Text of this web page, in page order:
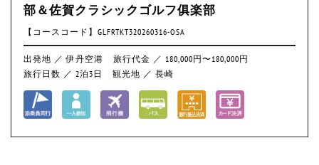
部＆佐賀クラシックゴルフ俱楽部
【コースコード】GLFRTKT320260316-OSA
出発地 ／ 伊丹空港
旅行代金 ／ 180,000円〜180,000円
旅行日数 ／ 2泊3日
観光地 ／ 長崎